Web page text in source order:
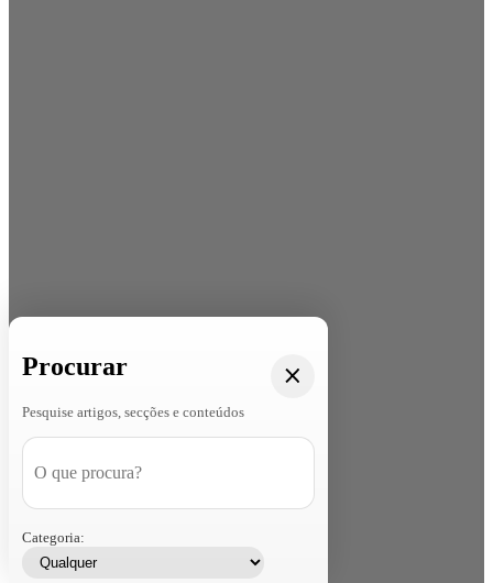
Procurar
Pesquise artigos, secções e conteúdos
Categoria: